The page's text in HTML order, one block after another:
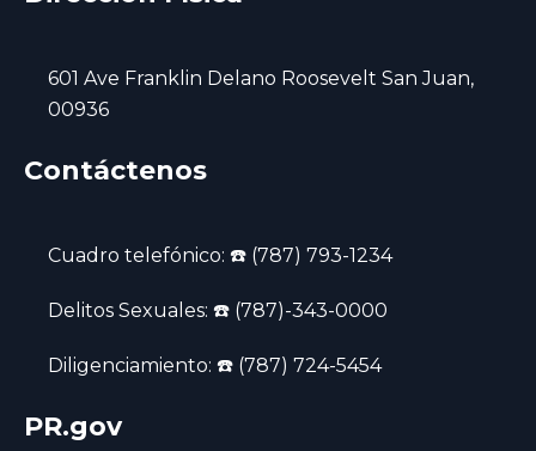
601 Ave Franklin Delano Roosevelt San Juan,
00936
Contáctenos
Cuadro telefónico: ☎️ (787) 793-1234
Delitos Sexuales: ☎️ (787)-343-0000
Diligenciamiento: ☎️ (787) 724-5454
PR.gov